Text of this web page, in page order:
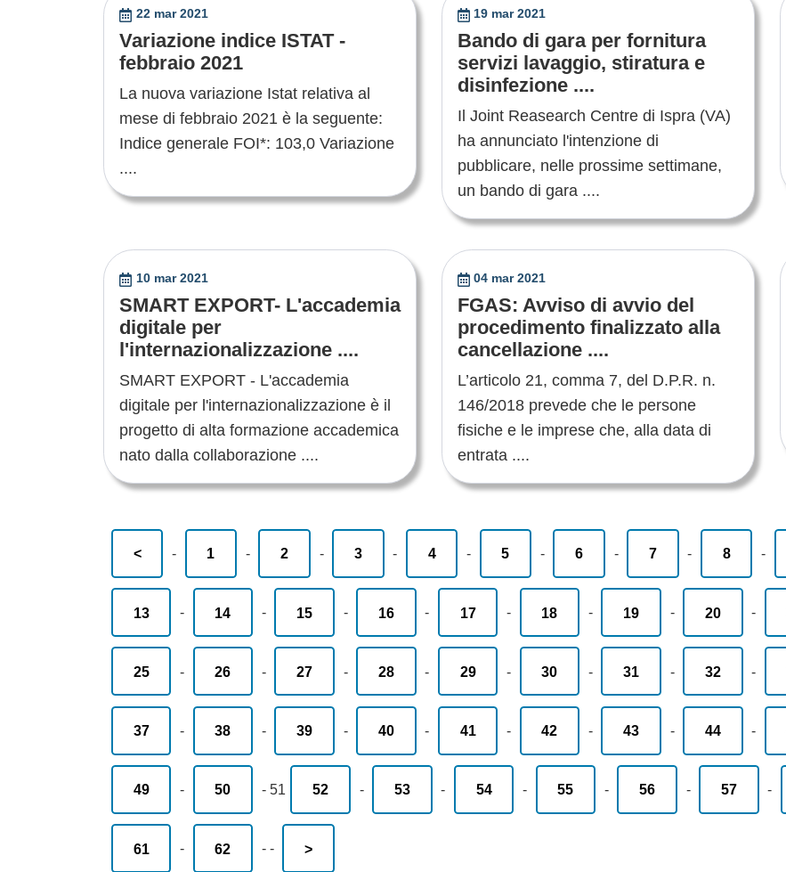
22 mar 2021
Variazione indice ISTAT -
febbraio 2021
La nuova variazione Istat relativa al
mese di febbraio 2021 è la seguente:
Indice generale FOI*: 103,0 Variazione
....
19 mar 2021
Bando di gara per fornitura
servizi lavaggio, stiratura e
disinfezione ....
Il Joint Reasearch Centre di Ispra (VA)
ha annunciato l'intenzione di
pubblicare, nelle prossime settimane,
un bando di gara ....
10 mar 2021
SMART EXPORT- L'accademia
digitale per
l'internazionalizzazione ....
SMART EXPORT - L'accademia
digitale per l'internazionalizzazione è il
progetto di alta formazione accademica
nato dalla collaborazione ....
04 mar 2021
FGAS: Avviso di avvio del
procedimento finalizzato alla
cancellazione ....
L’articolo 21, comma 7, del D.P.R. n.
146/2018 prevede che le persone
fisiche e le imprese che, alla data di
entrata ....
< - 1 - 2 - 3 - 4 - 5 - 6 - 7 - 8 -
13 - 14 - 15 - 16 - 17 - 18 - 19 - 20 -
25 - 26 - 27 - 28 - 29 - 30 - 31 - 32 -
37 - 38 - 39 - 40 - 41 - 42 - 43 - 44 -
49 - 50 - 51 52 - 53 - 54 - 55 - 56 - 57 -
61 - 62 - - >